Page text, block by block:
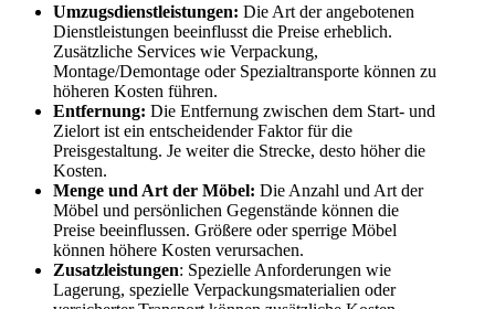
Umzugsdienstleistungen: Die Art der angebotenen
Dienstleistungen beeinflusst die Preise erheblich.
Zusätzliche Services wie Verpackung,
Montage/Demontage oder Spezialtransporte können zu
höheren Kosten führen.
Entfernung: Die Entfernung zwischen dem Start- und
Zielort ist ein entscheidender Faktor für die
Preisgestaltung. Je weiter die Strecke, desto höher die
Kosten.
Menge und Art der Möbel: Die Anzahl und Art der
Möbel und persönlichen Gegenstände können die
Preise beeinflussen. Größere oder sperrige Möbel
können höhere Kosten verursachen.
Zusatzleistungen: Spezielle Anforderungen wie
Lagerung, spezielle Verpackungsmaterialien oder